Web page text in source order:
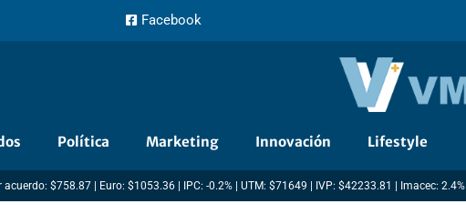
Facebook
Política Marketing Innovación Lifestyle
$758.87 | Euro: $1053.36 | IPC: -0.2% | UTM: $71649 | IVP: $42233.81 | Imacec: 2.4%